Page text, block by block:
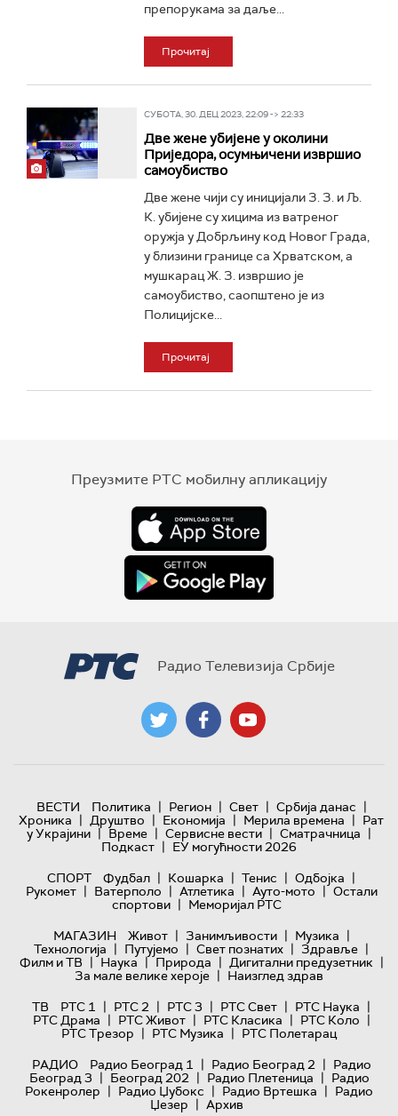
препорукама за даље...
Прочитај
СУБОТА, 30. ДЕЦ 2023, 22:09 -> 22:33
Две жене убијене у околини
Приједора, осумњичени извршио
самоубиство
Две жене чији су иницијали З. З. и Љ.
К. убијене су хицима из ватреног
оружја у Добрљину код Новог Града,
у близини границе са Хрватском, а
мушкарац Ж. З. извршио је
самоубиство, саопштено је из
Полицијске...
Прочитај
Преузмите РТС мобилну апликацију
Радио Телевизија Србије
ВЕСТИ Политика | Регион | Свет | Србија данас |
Хроника | Друштво | Економија | Мерила времена | Рат
у Украјини | Време | Сервисне вести | Сматрачница |
Подкаст | ЕУ могућности 2026
СПОРТ
Фудбал | Кошарка | Тенис | Одбојка |
Рукомет | Ватерполо | Атлетика | Ауто-мото | Остали
спортови | Меморијал РТС
МАГАЗИН
Живот | Занимљивости | Музика |
Технологијa | Путујемо | Свет познатих | Здравље |
Филм и ТВ | Наука | Природа | Дигитални предузетник |
За мале велике хероје | Наизглед здрав
ТВ
РТС 1 | РТС 2 | РТС 3 | РТС Свет | РТС Наука |
РТС Драма | РТС Живот | РТС Класика | РТС Коло |
РТС Трезор | РТС Музика | РТС Полетарац
РАДИО
Радио Београд 1 | Радио Београд 2 | Радио
Београд 3 | Београд 202 | Радио Плетеница | Радио
Рокенролер | Радио Џубокс | Радио Вртешка | Радио
Џезер | Архив